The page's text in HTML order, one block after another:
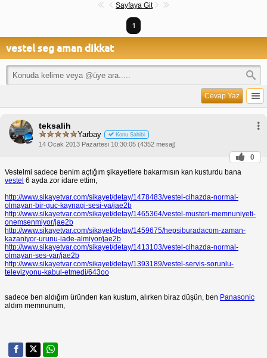
Sayfaya Git
1
vestel seg aman dikkat
Cevap Yaz
teksalih
Yarbay Konu Sahibi
14 Ocak 2013 Pazartesi 10:30:05 (4352 mesaj)
0
Vestelmi sadece benim açtığım şikayetlere bakarmısın kan kusturdu bana
vestel 6 ayda zor idare ettim,
http://www.sikayetvar.com/sikayet/detay/1478483/vestel-cihazda-normal-
olmayan-bir-guc-kaynagi-sesi-va/jae2b
http://www.sikayetvar.com/sikayet/detay/1465364/vestel-musteri-memnuniyeti-
onemsenmiyor/jae2b
http://www.sikayetvar.com/sikayet/detay/1459675/hepsiburadacom-zaman-
kazaniyor-urunu-iade-almiyor/jae2b
http://www.sikayetvar.com/sikayet/detay/1413103/vestel-cihazda-normal-
olmayan-ses-var/jae2b
http://www.sikayetvar.com/sikayet/detay/1393189/vestel-servis-sorunlu-
televizyonu-kabul-etmedi/643oo
sadece ben aldığım üründen kan kustum, alırken biraz düşün, ben Panasonic
aldım memnunum,